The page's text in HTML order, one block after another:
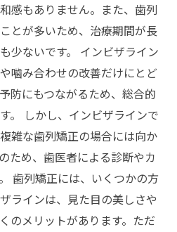
感もありません。また、歯列
とが多いため、治療期間が長
少ないです。 インビザライン
噛み合わせの改善だけにとど
防にもつながるため、総合的
。 しかし、インビザラインで
雑な歯列矯正の場合には向か
ため、歯医者による診断やカ
歯列矯正には、いくつかの方
ラインは、見た目の美しさや
のメリットがあります。ただ